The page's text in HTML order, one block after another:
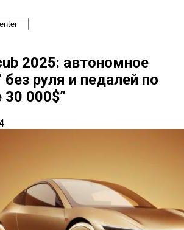
2025: автономное
без руля и педалей по
30 000$”